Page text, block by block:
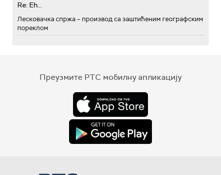
Re: Eh...
Лесковачка спржа – производ са заштићеним географским
пореклом
Преузмите РТС мобилну апликацију